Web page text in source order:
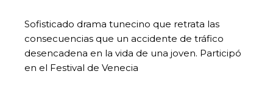
Sofisticado drama tunecino que retrata las
consecuencias que un accidente de tráfico
desencadena en la vida de una joven. Participó
en el Festival de Venecia